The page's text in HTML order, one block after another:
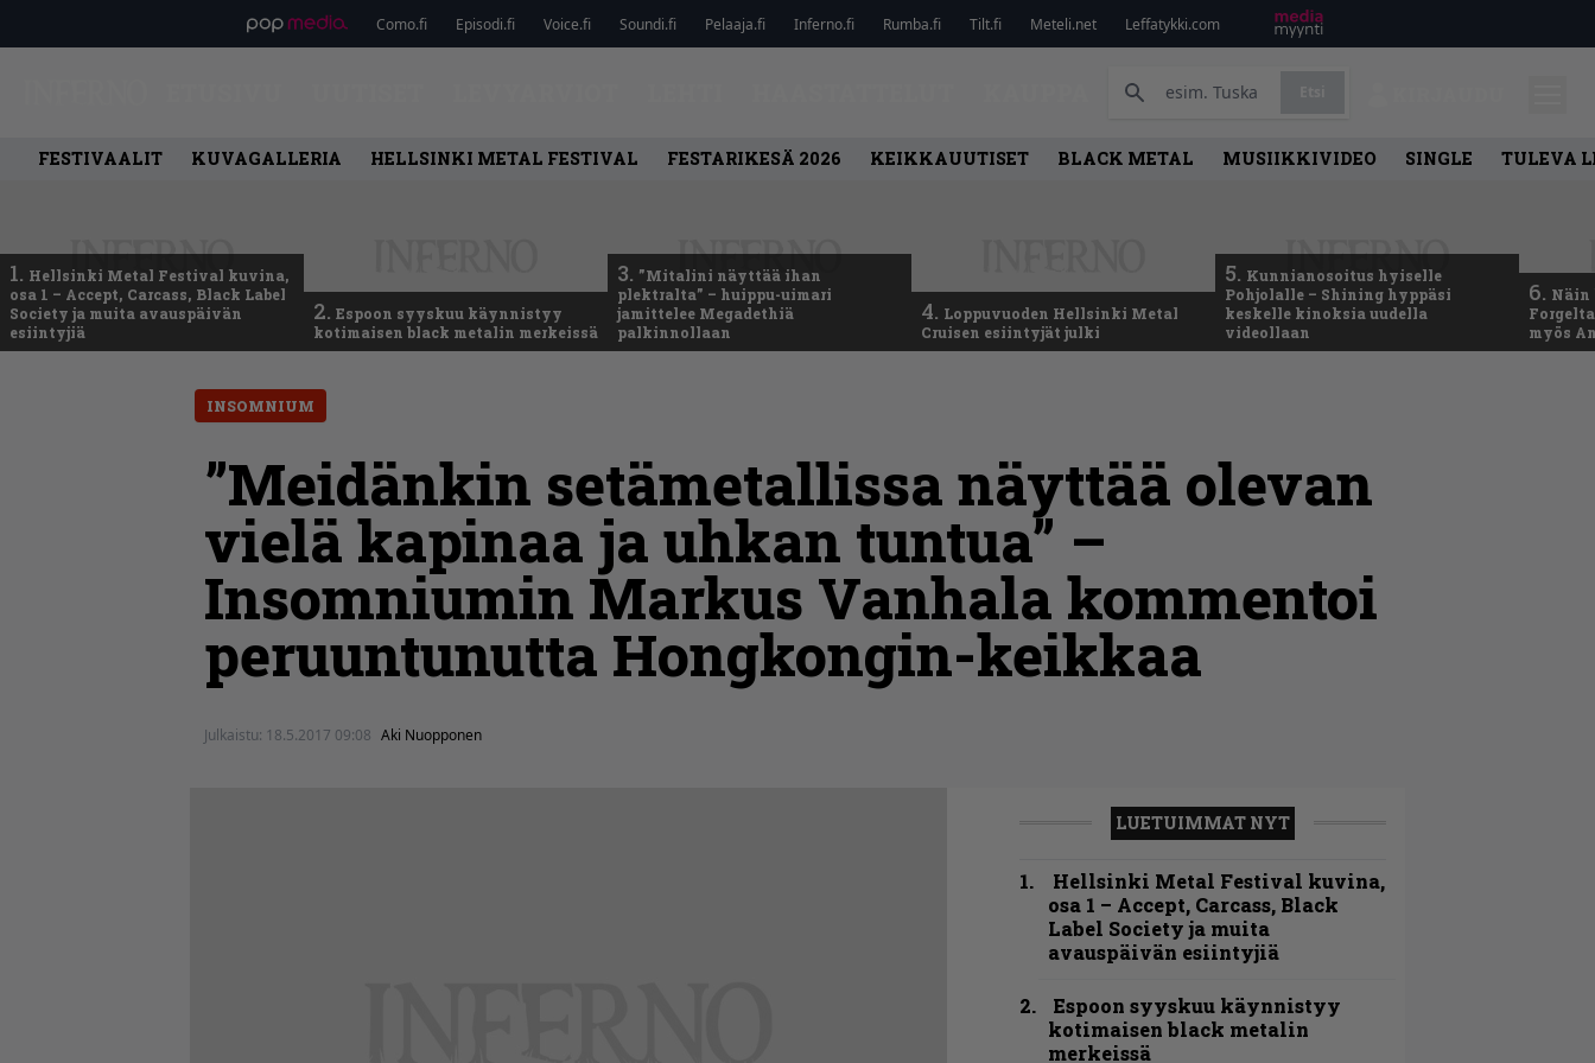
Como.fi Episodi.fi Voice.fi Soundi.fi Pelaaja.fi Inferno.fi Rumba.fi Tilt.fi Meteli.net Leffatykki.com
FESTIVAALIT KUVAGALLERIA HELLSINKI METAL FESTIVAL FESTARIKESÄ 2026 KEIKKAUUTISET BLACK METAL MUSIIKKIVIDEO SINGLE TULEVA
1. Hellsinki Metal Festival kuvina,
osa 1 – Accept, Carcass, Black Label
Society ja muita avauspäivän
esiintyjiä
2. Espoon syyskuu käynnistyy
kotimaisen black metalin merkeissä
3. ”Mitalini näyttää ihan
plektralta” – huippu-uimari
jamittelee Megadethiä
palkinnollaan
4. Loppuvuoden Hellsinki Metal
Cruisen esiintyjät julki
5. Kunnianosoitus hyiselle
Pohjolalle – Shining hyppäsi
keskelle kinoksia uudella
videollaan
6. Näin
myös
INSOMNIUM
”Meidänkin setämetallissa näyttää olevan
vielä kapinaa ja uhkan tuntua” –
Insomniumin Markus Vanhala kommentoi
peruuntunutta Hongkongin-keikkaa
Julkaistu: 18.5.2017 09:08 Aki Nuopponen
LUETUIMMAT NYT
Hellsinki Metal Festival kuvina,
osa 1 – Accept, Carcass, Black
Label Society ja muita
avauspäivän esiintyjiä
Espoon syyskuu käynnistyy
kotimaisen black metalin
merkeissä